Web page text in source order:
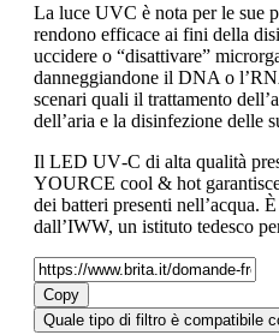
La luce UVC è nota per le sue
rendono efficace ai fini della
uccidere o “disattivare”
danneggiandone il DNA o
scenari quali il trattamento
dell’aria e la disinfezione delle
Il LED UV‑C di alta qualità
YOURCE cool & hot
dei batteri presenti nell’acqua.
dall’IWW, un istituto tedesco
Copy
Quale tipo di filtro è compatibile